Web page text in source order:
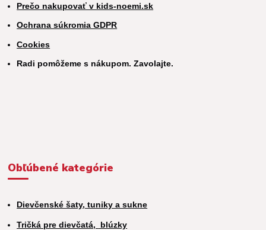
Prečo nakupovať v kids-noemi.sk
Ochrana súkromia GDPR
Cookies
Radi pomôžeme s nákupom. Zavolajte.
Obľúbené kategórie
Dievčenské šaty, tuniky a sukne
Tričká pre dievčatá, blúzky